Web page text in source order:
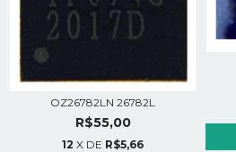
OZ26782LN 26782L
R$55,00
12 X DE R$5,66